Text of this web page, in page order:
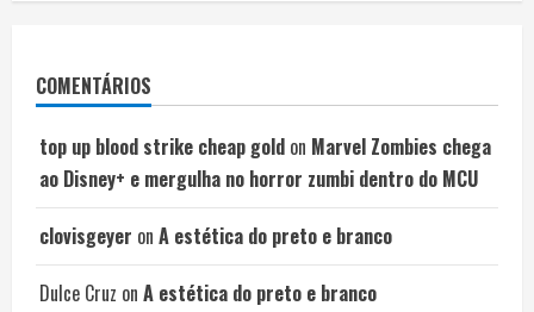
COMENTÁRIOS
top up blood strike cheap gold on Marvel Zombies chega
ao Disney+ e mergulha no horror zumbi dentro do MCU
clovisgeyer on A estética do preto e branco
Dulce Cruz on A estética do preto e branco